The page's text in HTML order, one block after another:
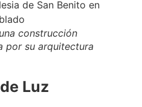
construcción
por su arquitectura
Luz